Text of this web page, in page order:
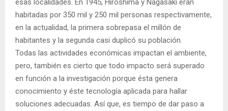
esas localidades. En 1945, Hiroshima y Nagasaki eran
habitadas por 350 mil y 250 mil personas respectivamente,
en la actualidad, la primera sobrepasa el millón de
habitantes y la segunda casi duplicó su población.
Todas las actividades económicas impactan el ambiente,
pero, también es cierto que todo impacto será superado
en función a la investigación porque ésta genera
conocimiento y éste tecnología aplicada para hallar
soluciones adecuadas. Así que, es tiempo de dar paso a